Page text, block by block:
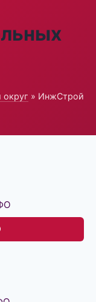
» ИнжСтрой